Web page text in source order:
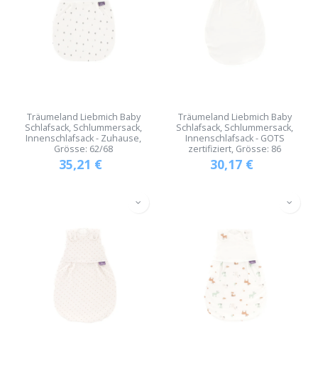
Träumeland Liebmich Baby
Schlafsack, Schlummersack,
Innenschlafsack - Zuhause,
Grösse: 62/68
35,21 €
Träumeland Liebmich Baby
Schlafsack, Schlummersack,
Innenschlafsack - GOTS
zertifiziert, Grösse: 86
30,17 €